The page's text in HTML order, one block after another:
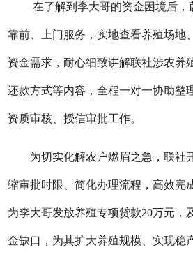
在了解到李大哥的资金困境后，
靠前、上门服务，实地查看养殖场地
资金需求，耐心细致讲解联社涉农养
还款方式等内容，全程一对一协助整
资质审核、授信审批工作。
为切实化解农户燃眉之急，联社
缩审批时限、简化办理流程，高效完
为李大哥发放养殖专项贷款20万元，
金缺口，为其扩大养殖规模、实现稳